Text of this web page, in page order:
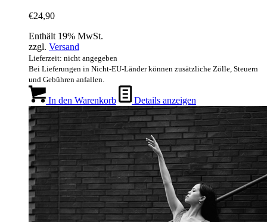
€24,90
Enthält 19% MwSt.
zzgl. Versand
Lieferzeit: nicht angegeben
Bei Lieferungen in Nicht-EU-Länder können zusätzliche Zölle, Steuern
und Gebühren anfallen.
In den Warenkorb Details anzeigen